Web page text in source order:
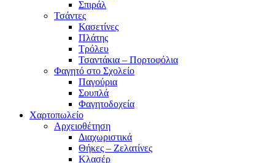
Σπιράλ
Τσάντες
Κασετίνες
Πλάτης
Τρόλευ
Τσαντάκια – Πορτοφόλια
Φαγητό στο Σχολείο
Παγούρια
Σουπλά
Φαγητοδοχεία
Χαρτοπωλείο
Αρχειοθέτηση
Διαχωριστικά
Θήκες – Ζελατίνες
Κλασέρ